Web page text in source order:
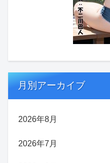
月別アーカイブ
2026年8月
2026年7月